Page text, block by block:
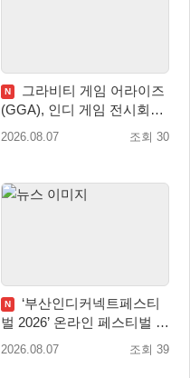
N
그라비티 게임 어라이즈
(GGA), 인디 게임 전시회
‘도쿄 게임 던전 13’ 참가!
2026.08.07 조회 30
N
‘부산인디커넥트페스티
벌 2026’ 온라인 페스티벌 개
막
2026.08.07 조회 39